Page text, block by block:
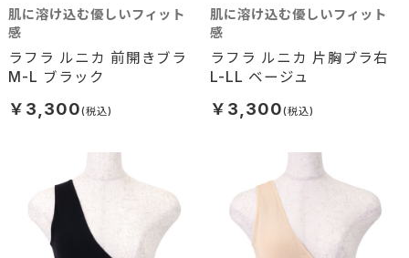
ラフラ ルニカ 前開きブラ
M-L ブラック
肌に溶け込む優しいフィット
感
￥3,300
ラフラ ルニカ 片胸ブラ右
L-LL ベージュ
肌に溶け込む優しいフィット
感
￥3,300